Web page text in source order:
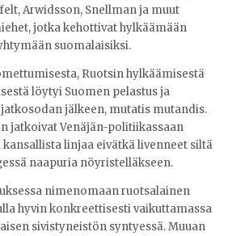
Arwidsson, Snellman ja muut
jotka kehottivat hylkäämään
suomalaisiksi.
Ruotsin hylkäämisestä
löytyi Suomen pelastus ja
jälkeen, mutatis mutandis.
jatkoivat Venäjän-politiikassaan
linjaa eivätkä livenneet siltä
naapuria nöyristelläkseen.
nimenomaan ruotsalainen
hyvin konkreettisesti vaikuttamassa
sivistyneistön syntyessä. Muuan